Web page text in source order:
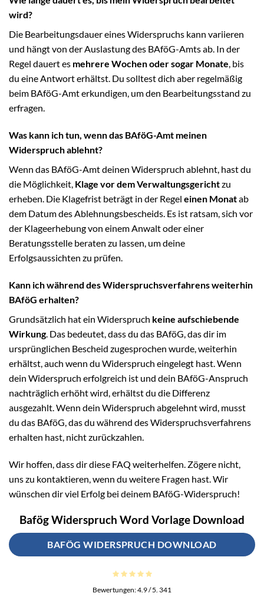
wird?
Die Bearbeitungsdauer eines Widerspruchs kann variieren
und hängt von der Auslastung des BAföG-Amts ab. In der
Regel dauert es mehrere Wochen oder sogar Monate, bis
du eine Antwort erhältst. Du solltest dich aber regelmäßig
beim BAföG-Amt erkundigen, um den Bearbeitungsstand zu
erfragen.
Was kann ich tun, wenn das BAföG-Amt meinen
Widerspruch ablehnt?
Wenn das BAföG-Amt deinen Widerspruch ablehnt, hast du
die Möglichkeit, Klage vor dem Verwaltungsgerichtzu
erheben. Die Klagefrist beträgt in der Regel einen Monatab
dem Datum des Ablehnungsbescheids. Es ist ratsam, sich vor
der Klageerhebung von einem Anwalt oder einer
Beratungsstelle beraten zu lassen, um deine
Erfolgsaussichten zu prüfen.
Kann ich während des Widerspruchsverfahrens weiterhin
BAföG erhalten?
Grundsätzlich hat ein Widerspruch keine aufschiebende
Wirkung. Das bedeutet, dass du das BAföG, das dir im
ursprünglichen Bescheid zugesprochen wurde, weiterhin
erhältst, auch wenn du Widerspruch eingelegt hast. Wenn
dein Widerspruch erfolgreich ist und dein BAföG-Anspruch
nachträglich erhöht wird, erhältst du die Differenz
ausgezahlt. Wenn dein Widerspruch abgelehnt wird, musst
du das BAföG, das du während des Widerspruchsverfahrens
erhalten hast, nicht zurückzahlen.
Wir hoffen, dass dir diese FAQ weiterhelfen. Zögere nicht,
uns zu kontaktieren, wenn du weitere Fragen hast. Wir
wünschen dir viel Erfolg bei deinem BAföG-Widerspruch!
Bafög Widerspruch Word Vorlage Download
BAFÖG WIDERSPRUCH DOWNLOAD
Bewertungen:4.9/ 5. 341